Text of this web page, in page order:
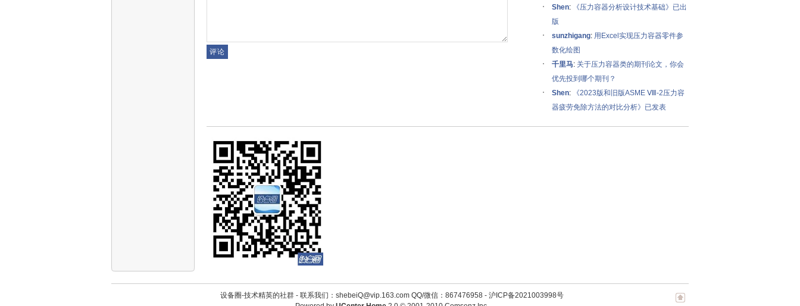
Shen:
《压力容器分析设计技术基础》已出
版
sunzhigang: 用Excel实现压力容器零件参
数化绘图
千里马: 关于压力容器类的期刊论文，你会
优先投到哪个期刊？
Shen:
《2023版和旧版ASME Ⅷ-2压力容
器疲劳免除方法的对比分析》已发表
设备圈-技术精英的社群 - 联系我们：shebeiQ@vip.163.com QQ/微信：867476958- 沪ICP备2021003998号